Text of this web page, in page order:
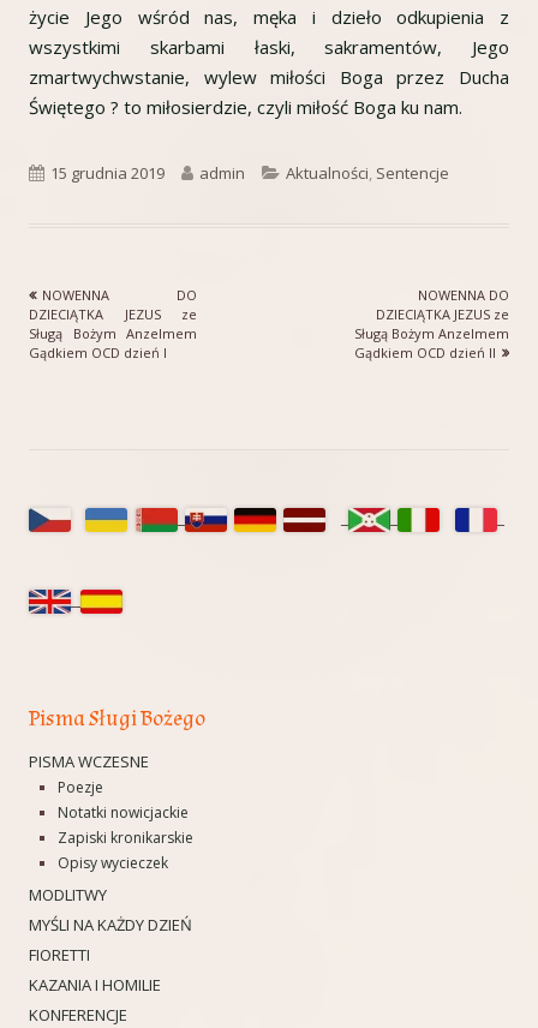
życie Jego wśród nas, męka i dzieło odkupienia z
wszystkimi skarbami łaski, sakramentów, Jego
zmartwychwstanie, wylew miłości Boga przez Ducha
Świętego ? to miłosierdzie, czyli miłość Boga ku nam.
Opublikowano
15 grudnia 2019 Autor
admin Kategorie
Aktualności, Sentencje
Nawigacja
wpisu
Poprzedni
artykół
NOWENNA DO
DZIECIĄTKA JEZUS ze
Sługą Bożym Anzelmem
Gądkiem OCD dzień I
Następny
artykół:
NOWENNA DO
DZIECIĄTKA JEZUS ze
Sługą Bożym Anzelmem
Gądkiem OCD dzień II
Główny
boczny
Pisma Sługi Bożego
PISMA WCZESNE
Poezje
Notatki nowicjackie
Zapiski kronikarskie
Opisy wycieczek
MODLITWY
MYŚLI NA KAŻDY DZIEŃ
FIORETTI
KAZANIA I HOMILIE
KONFERENCJE